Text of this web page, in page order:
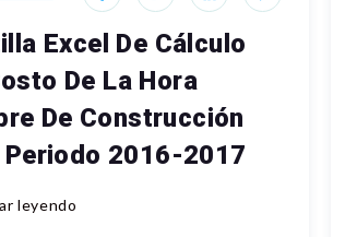
Excel De Cálculo
De La Hora
De Construcción
Periodo 2016-2017
leyendo